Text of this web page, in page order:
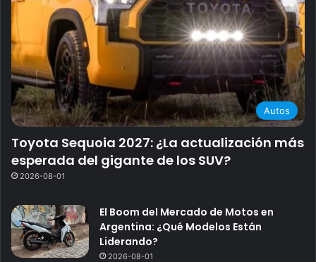
Autos
Toyota Sequoia 2027: ¿La actualización más
esperada del gigante de los SUV?
2026-08-01
El Boom del Mercado de Motos en
Argentina: ¿Qué Modelos Están
Liderando?
2026-08-01